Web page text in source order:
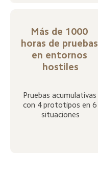
Más de 1000
horas de pruebas
en entornos
hostiles
Pruebas acumulativas
con 4 prototipos en 6
situaciones